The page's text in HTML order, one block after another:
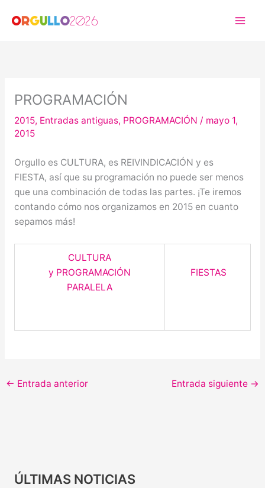
PROGRAMACIÓN
2015, Entradas antiguas, PROGRAMACIÓN / mayo 1,
2015
Orgullo es CULTURA, es REIVINDICACIÓN y es
FIESTA, así que su programación no puede ser menos
que una combinación de todas las partes. ¡Te iremos
contando cómo nos organizamos en 2015 en cuanto
sepamos más!
CULTURA
y PROGRAMACIÓN
PARALELA
FIESTAS
← Entrada anterior Entrada siguiente →
ÚLTIMAS NOTICIAS